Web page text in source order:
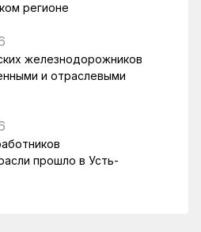
регионе
железнодорожников
и отраслевыми
прошло в Усть-